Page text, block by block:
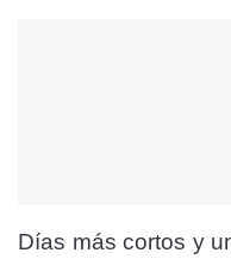
Días más cortos y